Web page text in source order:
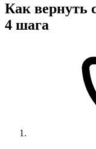
Как вернуть
4 шага